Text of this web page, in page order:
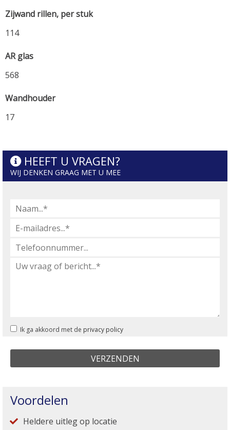
Zijwand rillen, per stuk
114
AR glas
568
Wandhouder
17
HEEFT U VRAGEN?
WIJ DENKEN GRAAG MET U MEE
Ik ga akkoord met de privacy policy
Voordelen
Heldere uitleg op locatie